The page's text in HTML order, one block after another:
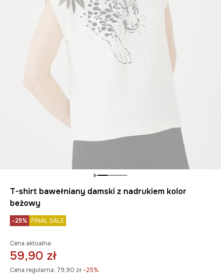
T-shirt bawełniany damski z nadrukiem kolor
beżowy
-25% FINAL SALE
Cena aktualna:
59,90 zł
Cena regularna: 79,90 zł -25%